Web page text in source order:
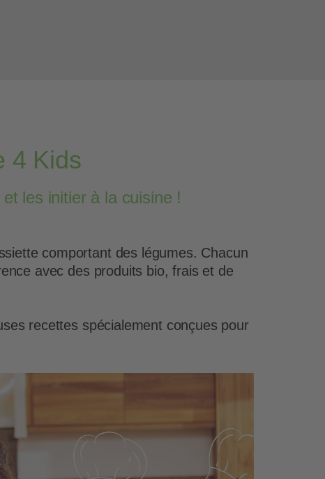
4 Kids
les initier à la cuisine !
comportant des légumes. Chacun
avec des produits bio, frais et de
recettes spécialement conçues pour